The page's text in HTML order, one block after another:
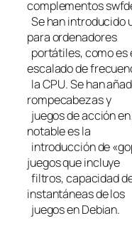
complementos
Se han introducido
para ordenadores
portátiles, como es
escalado de
la CPU. Se han
rompecabezas y
juegos de acción
notable es la
introducción de
juegos que incluye
filtros, capacidad
instantáneas de los
juegos en Debian.